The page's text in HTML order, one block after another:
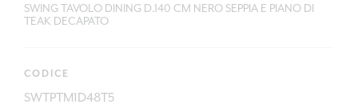
SWING TAVOLO DINING D.140 CM NERO SEPPIA E PIANO DI
TEAK DECAPATO
CODICE
SWTPTM1D48T5